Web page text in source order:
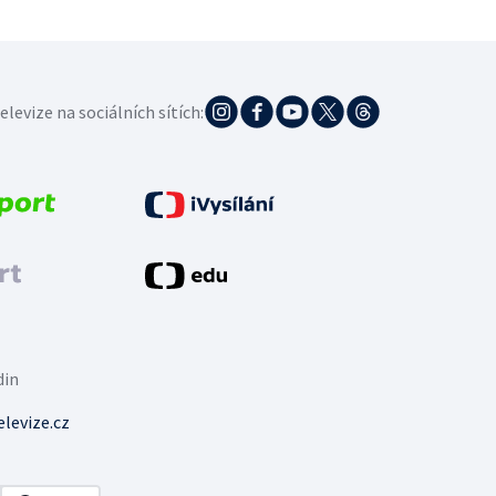
na sociálních sítích: